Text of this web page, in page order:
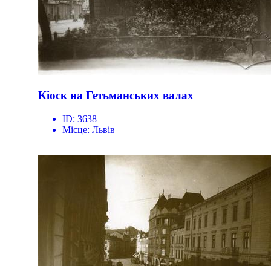
Кіоск на Гетьманських валах
ID: 3638
Місце: Львів